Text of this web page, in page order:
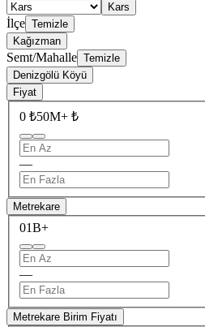
Kars
İlçe Temizle
Kağızman
Semt/Mahalle Temizle
Denizgölü Köyü
Fiyat
0 ₺50M+ ₺
—
Metrekare
01B+
—
Metrekare Birim Fiyatı